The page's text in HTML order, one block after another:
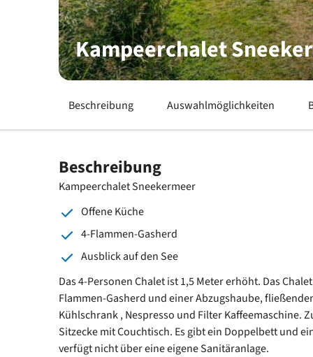
Kampeerchalet
Beschreibung Auswahlmöglichkeiten
Beschreibung
Kampeerchalet Sneekermeer
Offene Küche
4-Flammen-Gasherd
Ausblick auf den See
Das 4-Personen Chalet ist 1,5 Meter erhöht. Das
Flammen-Gasherd und einer Abzugshaube,
Kühlschrank , Nespresso und Filter Kaffeemaschine.
Sitzecke mit Couchtisch. Es gibt ein Doppelbett und
verfügt nicht über eine eigene Sanitäranlage.